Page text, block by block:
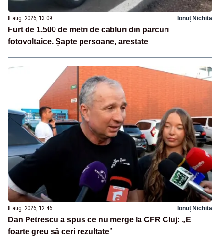
8 aug. 2026, 13:09 Ionuț Nichita
Furt de 1.500 de metri de cabluri din parcuri
fotovoltaice. Șapte persoane, arestate
8 aug. 2026, 12:46 Ionuț Nichita
Dan Petrescu a spus ce nu merge la CFR Cluj: „E
foarte greu să ceri rezultate”